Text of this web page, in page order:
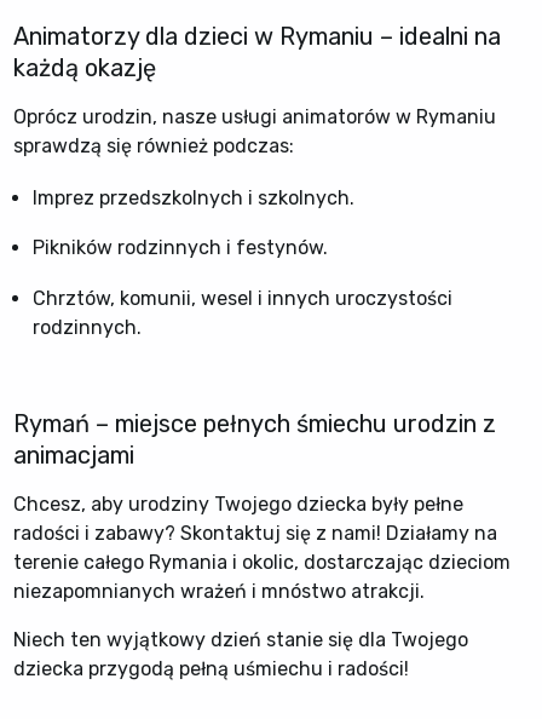
Animatorzy dla dzieci w Rymaniu – idealni na
każdą okazję
Oprócz urodzin, nasze usługi animatorów w Rymaniu
sprawdzą się również podczas:
Imprez przedszkolnych i szkolnych.
Pikników rodzinnych i festynów.
Chrztów, komunii, wesel i innych uroczystości
rodzinnych.
Rymań – miejsce pełnych śmiechu urodzin z
animacjami
Chcesz, aby urodziny Twojego dziecka były pełne
radości i zabawy? Skontaktuj się z nami! Działamy na
terenie całego Rymania i okolic, dostarczając dzieciom
niezapomnianych wrażeń i mnóstwo atrakcji.
Niech ten wyjątkowy dzień stanie się dla Twojego
dziecka przygodą pełną uśmiechu i radości!